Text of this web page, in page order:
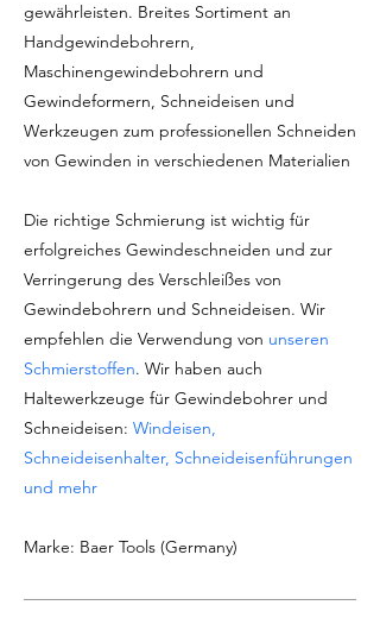
gewährleisten. Breites Sortiment an
Handgewindebohrern,
Maschinengewindebohrern und
Gewindeformern, Schneideisen und
Werkzeugen zum professionellen Schneiden
von Gewinden in verschiedenen Materialien
Die richtige Schmierung ist wichtig für
erfolgreiches Gewindeschneiden und zur
Verringerung des Verschleißes von
Gewindebohrern und Schneideisen. Wir
empfehlen die Verwendung von unseren
Schmierstoffen. Wir haben auch
Haltewerkzeuge für Gewindebohrer und
Schneideisen: Windeisen,
Schneideisenhalter, Schneideisenführungen
und mehr
Marke: Baer Tools (Germany)